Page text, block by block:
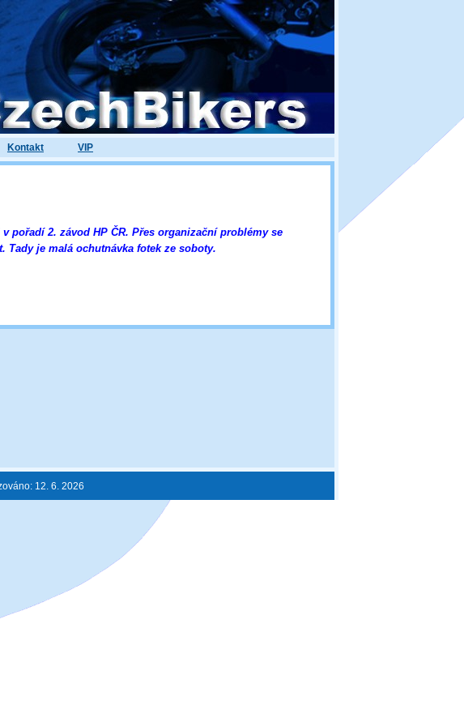
Kontakt VIP
pořadí 2. závod HP ČR. Přes organizační problémy se
Tady je malá ochutnávka fotek ze soboty.
12. 6. 2026